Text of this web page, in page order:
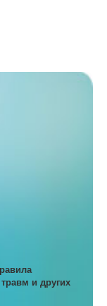
и других